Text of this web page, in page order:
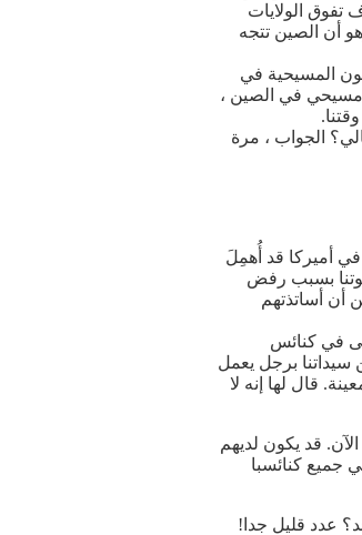
تفوق الولايات
أن الصين تتجه
هناك حوالي 1200 يقبلون المسيحية في الصين كل ساعة ، على مدار الساعة. حوالي 30,000 يقبلون المسيحية في
ينضمون إلى الكنيسة. بينما أكتب هذه العظة ، يُقَدَّر أن هناك ما يقرب من 100 مليون مسيحي في الصين ،
الجواب ، مرة
أميركا قد أُهمِلَ
بسبب رفض
أن أساتذتهم
حتى في كنائس
سيداتنا برجل يعمل
قال لها إنه لا
قد يكون لديهم
جميع كنائسبا
عدد قليل جدا!